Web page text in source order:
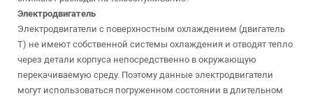
Электродвигатель
Электродвигатели с поверхностным охлаждением (двигатель
T) не имеют собственной системы охлаждения и отводят тепло
через детали корпуса непосредственно в окружающую
перекачиваемую среду. Поэтому данные электродвигатели
могут использоваться погруженном состоянии в длительном